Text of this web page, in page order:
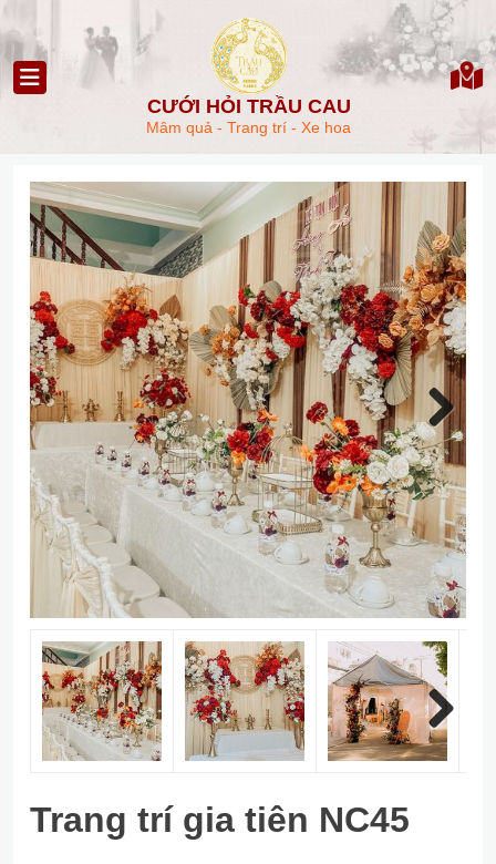
CƯỚI HỎI TRẦU CAU
Mâm quả - Trang trí - Xe hoa
Next
Next
Trang trí gia tiên NC45